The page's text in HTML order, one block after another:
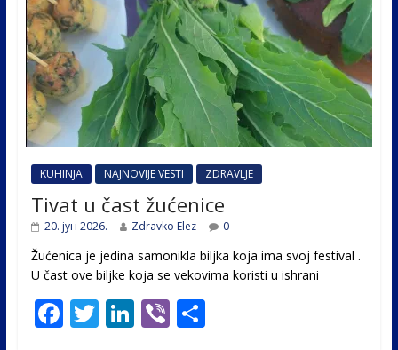
KUHINJA NAJNOVIJE VESTI ZDRAVLJE
Tivat u čast žućenice
20. јун 2026. Zdravko Elez 0
Žućenica je jedina samonikla biljka koja ima svoj festival .
U čast ovе biljke koja se vekovima koristi u ishrani
F T Li Vi S